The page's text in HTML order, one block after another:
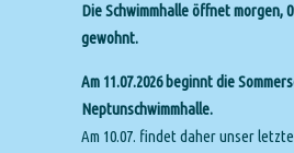
Die Schwimmhalle öffnet morgen,
gewohnt.
Am 11.07.2026 beginnt die
Neptunschwimmhalle.
Am 10.07. findet daher unser